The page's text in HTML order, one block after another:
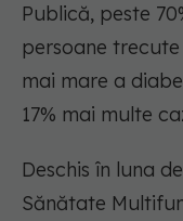
Publică, peste
persoane
mai mare a
17% mai multe
Deschis în luna
Sănătate